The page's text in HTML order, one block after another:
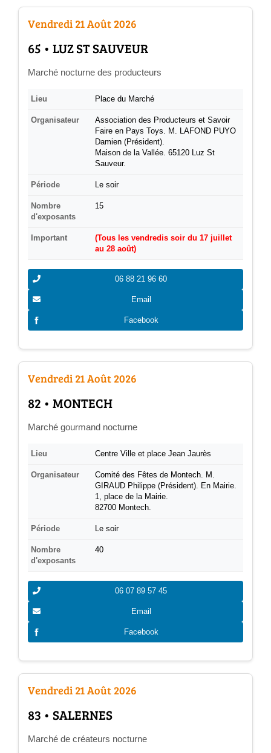
Vendredi 21 Août 2026
­65 • LUZ ST SAUVEUR
Marché nocturne des producteurs
Lieu Place du Marché
Organisateur
Association des Producteurs et Savoir
Faire en Pays Toys. M. LAFOND PUYO
Damien (Président).
Maison de la Vallée. 65120 Luz St
Sauveur.
Période Le soir
Nombre
d'exposants
15
Important
(Tous les vendredis soir du 17 juillet
au 28 août)
06 88 21 96 60
Email
Facebook
Vendredi 21 Août 2026
­82 • MONTECH
Marché gourmand nocturne
Lieu Centre Ville et place Jean Jaurès
Organisateur
Comité des Fêtes de Montech. M.
GIRAUD Philippe (Président). En Mairie.
1, place de la Mairie.
82700 Montech.
Période Le soir
Nombre
d'exposants
40
06 07 89 57 45
Email
Facebook
Vendredi 21 Août 2026
­83 • SALERNES
Marché de créateurs nocturne